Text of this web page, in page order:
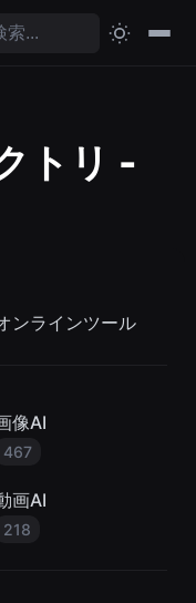
トリ -
ンラインツール
像AI
467
画AI
218